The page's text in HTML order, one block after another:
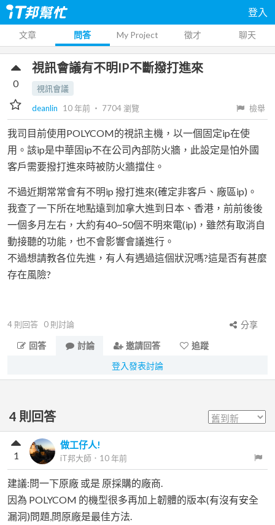
登入
文章 問答 My Project 徵才 聊天
視訊會議有不明IP不斷撥打進來
視訊會議
deanlin
10 年前 ‧ 7704瀏覽 檢舉
0
我司目前使用POLYCOM的視訊主機，以一個固定ip在使
用。該ip是中華固ip不在公司內部防火牆，此設定是怕外國
客戶需要撥打進來時被防火牆擋住。
不過近期常常會有不明ip 撥打進來(確定非客戶、廠區ip)。
我查了一下所在地點遠到加拿大進到日本、香港，前前後後
一個多月左右，大約有40~50個不明來電(ip)，雖然有取消自
動接聽的功能，也不會影響會議進行。
不過想請教各位先進，有人有遇過這個狀況嗎?這是否有甚麼
存在風險?
4 則回答 0 則討論
分享
回答
討論 邀請回答
追蹤
登入發表討論
4 則回答
做工仔人!
iT邦大師 ． 10 年前
1
建議:問一下原廠 或是 原採購的廠商.
因為 POLYCOM 的機型很多再加上韌體的版本(有沒有安全
漏洞)問題,問原廠是最佳方法.